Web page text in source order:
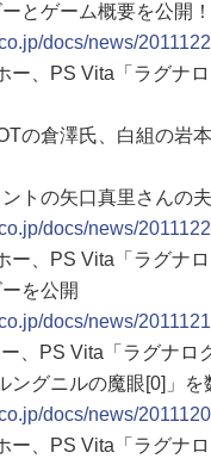
とゲーム概要を公開！
docs/news/
ー、PS Vita「ラグナ
の倉澤氏、白組の岩
トの矢口真里さんの
docs/news/
ー、PS Vita「ラグナロ
を公開
docs/news/
、PS Vita「ラグナ
ングニルの魔眼[0]」を
docs/news/
ー、PS Vita「ラグナロ